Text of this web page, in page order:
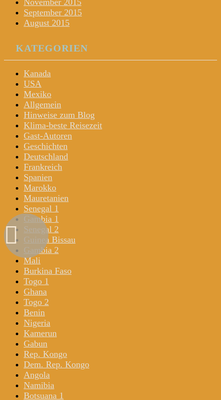
September 2015
August 2015
KATEGORIEN
Kanada
USA
Mexiko
Allgemein
Hinweise zum Blog
Klima-beste Reisezeit
Gast-Autoren
Geschichten
Deutschland
Frankreich
Spanien
Marokko
Mauretanien
Senegal 1
Gambia 1
Senegal 2
Guinea Bissau
Gambia 2
Mali
Burkina Faso
Togo 1
Ghana
Togo 2
Benin
Nigeria
Kamerun
Gabun
Rep. Kongo
Dem. Rep. Kongo
Angola
Namibia
Botsuana 1